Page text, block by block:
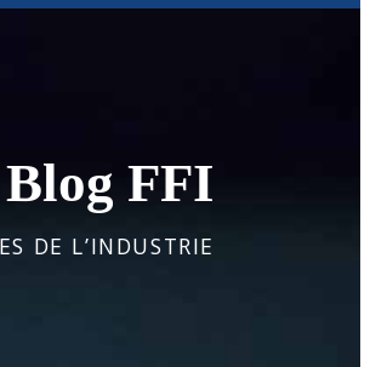
FFI
DE L’INDUSTRIE